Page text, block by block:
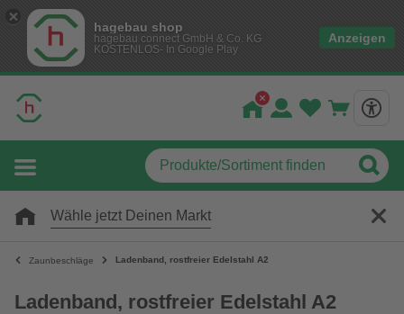
hagebau shop
hagebau connect GmbH & Co. KG
KOSTENLOS- In Google Play
Anzeigen
Wähle jetzt Deinen Markt
Zaunbeschläge Ladenband, rostfreier Edelstahl A2
Ladenband, rostfreier Edelstahl A2